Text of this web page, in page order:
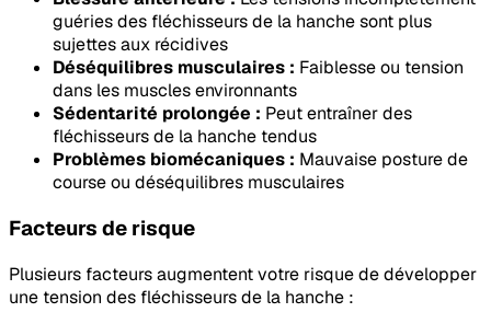
guéries des fléchisseurs de la hanche sont plus
sujettes aux récidives
Déséquilibres musculaires : Faiblesse ou tension
dans les muscles environnants
Sédentarité prolongée : Peut entraîner des
fléchisseurs de la hanche tendus
Problèmes biomécaniques : Mauvaise posture de
course ou déséquilibres musculaires
Facteurs de risque
Plusieurs facteurs augmentent votre risque de développer
une tension des fléchisseurs de la hanche :